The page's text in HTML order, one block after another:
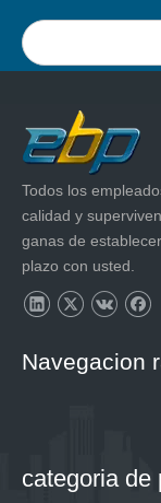
Todos los
calidad y
ganas de
plazo con usted.
Navegacion
categoria de